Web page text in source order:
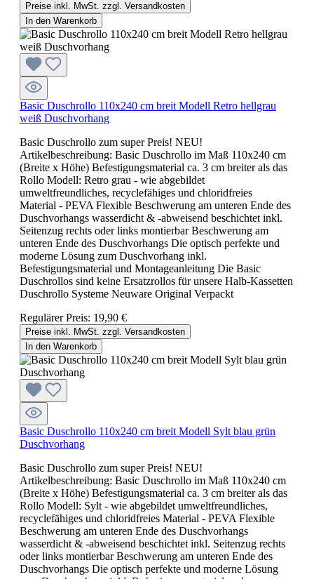
Preise inkl. MwSt. zzgl. Versandkosten
In den Warenkorb
Basic Duschrollo 110x240 cm breit Modell Retro hellgrau
weiß Duschvorhang
Basic Duschrollo zum super Preis! NEU!
Artikelbeschreibung: Basic Duschrollo im Maß 110x240 cm
(Breite x Höhe) Befestigungsmaterial ca. 3 cm breiter als das
Rollo Modell: Retro grau - wie abgebildet
umweltfreundliches, recyclefähiges und chloridfreies
Material - PEVA Flexible Beschwerung am unteren Ende des
Duschvorhangs wasserdicht & -abweisend beschichtet inkl.
Seitenzug rechts oder links montierbar Beschwerung am
unteren Ende des Duschvorhangs Die optisch perfekte und
moderne Lösung zum Duschvorhang inkl.
Befestigungsmaterial und Montageanleitung Die Basic
Duschrollos sind keine Ersatzrollos für unsere Halb-Kassetten
Duschrollo Systeme Neuware Original Verpackt
Regulärer Preis: 19,90 €
Preise inkl. MwSt. zzgl. Versandkosten
In den Warenkorb
Basic Duschrollo 110x240 cm breit Modell Sylt blau grün
Duschvorhang
Basic Duschrollo zum super Preis! NEU!
Artikelbeschreibung: Basic Duschrollo im Maß 110x240 cm
(Breite x Höhe) Befestigungsmaterial ca. 3 cm breiter als das
Rollo Modell: Sylt - wie abgebildet umweltfreundliches,
recyclefähiges und chloridfreies Material - PEVA Flexible
Beschwerung am unteren Ende des Duschvorhangs
wasserdicht & -abweisend beschichtet inkl. Seitenzug rechts
oder links montierbar Beschwerung am unteren Ende des
Duschvorhangs Die optisch perfekte und moderne Lösung